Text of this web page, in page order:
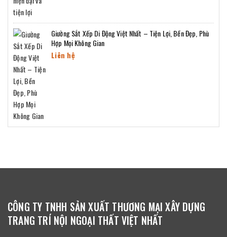
Giường Sắt Xếp Di Động Việt Nhất – Tiện Lợi, Bền Đẹp, Phù
Hợp Mọi Không Gian
Liên hệ
CÔNG TY TNHH SẢN XUẤT THƯƠNG MẠI XÂY DỰNG
TRANG TRÍ NỘI NGOẠI THẤT VIỆT NHẤT